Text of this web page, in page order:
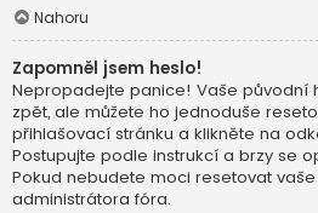
Nahoru
Zapomněl jsem heslo!
Nepropadejte panice! Vaše původní
zpět, ale můžete ho jednoduše
přihlašovací stránku a klikněte na
Postupujte podle instrukcí a brzy se
Pokud nebudete moci resetovat
administrátora fóra.